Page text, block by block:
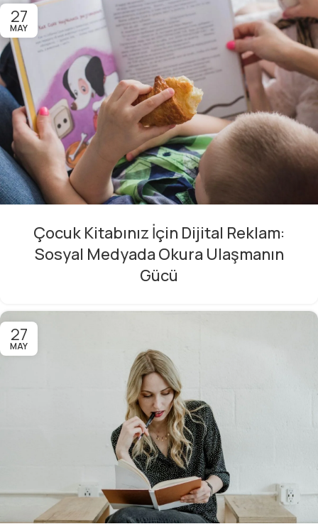
27
MAY
Çocuk Kitabınız İçin Dijital Reklam:
Sosyal Medyada Okura Ulaşmanın
Gücü
27
MAY